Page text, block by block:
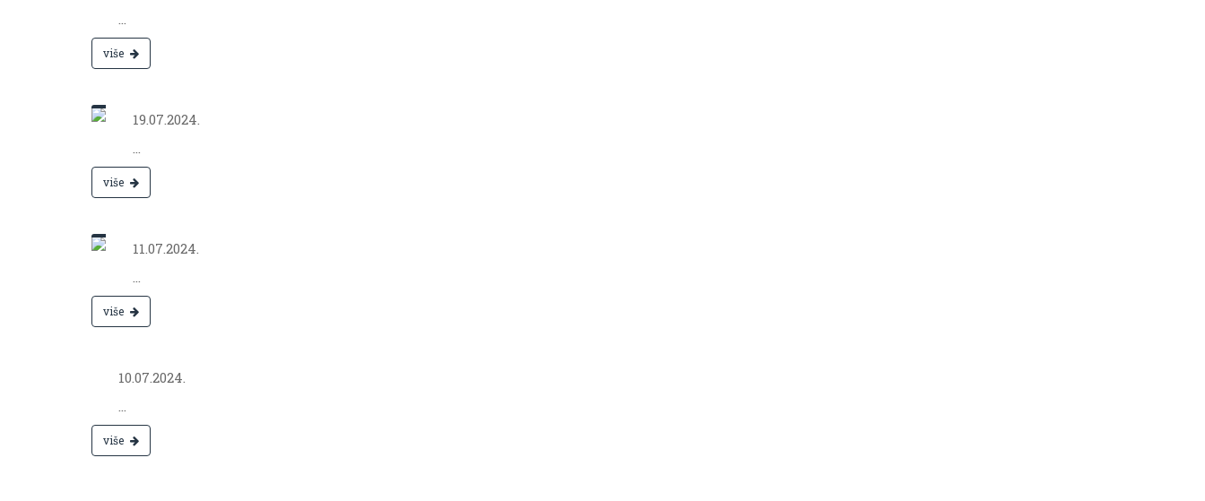
...
više
19.07.2024.
...
više
11.07.2024.
...
više
10.07.2024.
...
više